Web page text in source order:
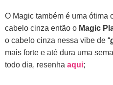
O Magic também é uma ótima
cabelo cinza então o Magic
o cabelo cinza nessa vibe de “
mais forte e até dura uma
todo dia, resenha aqui;